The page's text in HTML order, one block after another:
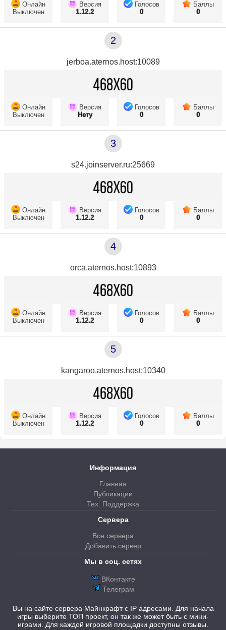
Онлайн
Выключен
Версия
1.12.2
Голосов
0
Баллы
0
2
jerboa.aternos.host:10089
Онлайн
Выключен
Версия
Нету
Голосов
0
Баллы
0
3
s24.joinserver.ru:25669
Онлайн
Выключен
Версия
1.12.2
Голосов
0
Баллы
0
4
orca.aternos.host:10893
Онлайн
Выключен
Версия
1.12.2
Голосов
0
Баллы
0
5
kangaroo.aternos.host:10340
Онлайн
Выключен
Версия
1.12.2
Голосов
0
Баллы
0
Информация
Главная
Публикации
Тех. Поддержка
Сервера
Все сервера
Добавить сервер
Мы в соц. сетях
ВКонтакте
Телеграм
Вы на сайте сервера Майнкрафт с IP адресами. Для начала
игры выберите ТОП проект, он так же может быть с мини-
играми. Для каждой игровой площадки доступны отзывы.